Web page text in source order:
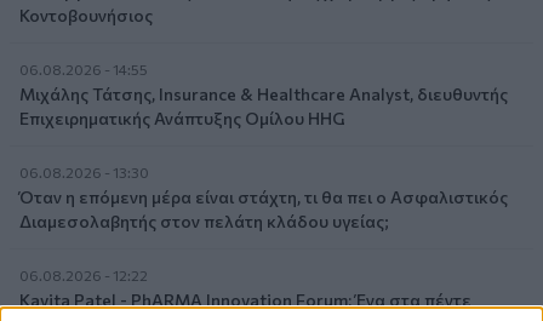
Κοντοβουνήσιος
06.08.2026 - 14:55
Μιχάλης Τάτσης, Insurance & Healthcare Analyst, διευθυντής
Επιχειρηματικής Ανάπτυξης Ομίλου HHG
06.08.2026 - 13:30
Όταν η επόμενη μέρα είναι στάχτη, τι θα πει ο Ασφαλιστικός
Διαμεσολαβητής στον πελάτη κλάδου υγείας;
06.08.2026 - 12:22
Kavita Patel - PhARMA Innovation Forum: Ένα στα πέντε